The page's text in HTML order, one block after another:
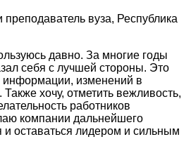
вуза, Республика
давно. За многие годы
себя с лучшей стороны. Это
информации, изменений в
Также хочу, отметить вежливость,
работников
компании дальнейшего
и оставаться лидером и сильным